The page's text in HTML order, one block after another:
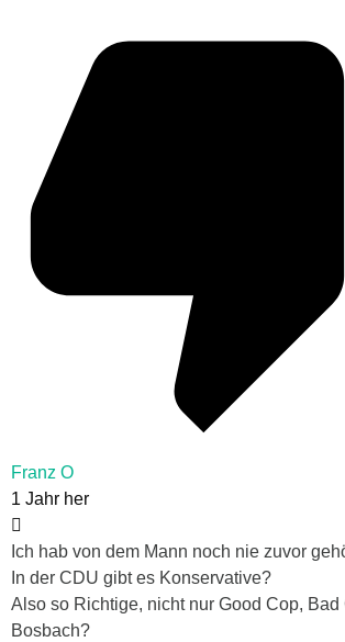
Franz O
1 Jahr her
Ich hab von dem Mann noch nie zuvor
In der CDU gibt es Konservative?
Also so Richtige, nicht nur Good Cop, Bad
Bosbach?